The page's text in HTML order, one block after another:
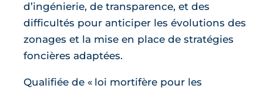
d’ingénierie, de transparence, et des
difficultés pour anticiper les évolutions des
zonages et la mise en place de stratégies
foncières adaptées.
Qualifiée de « loi mortifère pour les